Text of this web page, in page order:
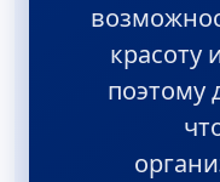
красоту
поэтому